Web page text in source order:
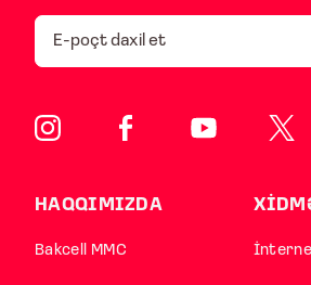
HAQQIMIZDA
Bakcell MMC